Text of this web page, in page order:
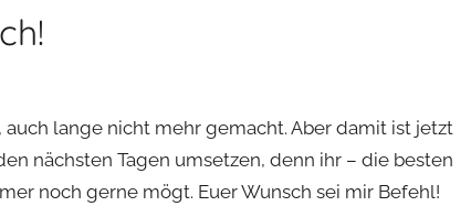
lange nicht mehr gemacht. Aber damit ist jetzt
nächsten Tagen umsetzen, denn ihr – die besten
noch gerne mögt. Euer Wunsch sei mir Befehl!